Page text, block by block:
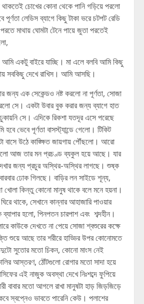
চোখের কোনা থেকে পানি গড়িয়ে পরলো
লেডিস ব্যাগে কিছু টাকা ভরে চটপট রেডি
মাথায় ঘোমটা টেনে পায়ে জুতা পরতেই
একটু বাইরে যাচ্ছি। মা এলে বলবি আমি কিছু
সবকিছু দেখে রাখিস। আমি আসছি।
জন্য এক সেকেন্ডও নষ্ট করলো না পূর্ণতা, সোজা
সে। একটা উবার বুক করার জন্য ব্যাগে হাত
সে। এদিকে রিকশা যতদূর এসে পরেছে
হবে ভেবে পূর্ণতা বাসস্ট্যান্ডে গেলো। টিকিট
বাসে উঠে কাঙ্ক্ষিত জায়গায় পৌঁছলো। আরো
আজ তার মন প্রচণ্ড ব্যকুল হয়ে আছে। যার
জন্য প্রচুর অস্থির-অস্থির লাগছে। শুষ্ক
ঢোক গিলছে। বাড়ির লন সাইডে শূন্য,
কিন্তু কোনো মানুষ থাকে বলে মনে হয়না।
থাকে, সেখানে কান্নার আহাজারি পাওয়ার
হলো, পিনপতন চারপাশ এবং শব্দহীন।
কাউকে দেখতে না পেয়ে সোজা শ্বশুরের কক্ষে
শুয়ে আছে তার শরীরে হাড্ডির উপর কোনোমতে
সুতোর মতো চিকন, কোনো মাংস নেই
আস্তরণ, ঠোঁটগুলো রোগার মতো সাদা হয়ে
এই নাজুক অবস্থা দেখে নিঃশব্দে ফুপিয়ে
বাবার মতো আগলে রাখা মানুষটা হাড় জিড়জিড়ে
স্বপ্নেও ভাবতে পারেনি কেউ। পলাশের